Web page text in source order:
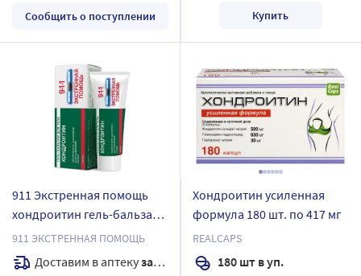
Сообщить о поступлении Купить
911 Экстренная помощь
хондроитин гель-бальзам
для тела 100 мл
911 ЭКСТРЕННАЯ ПОМОЩЬ
Доставим в аптекузавтра
Хондроитин усиленная
формула 180 шт. по 417 мг
REALCAPS
180 шт в уп.